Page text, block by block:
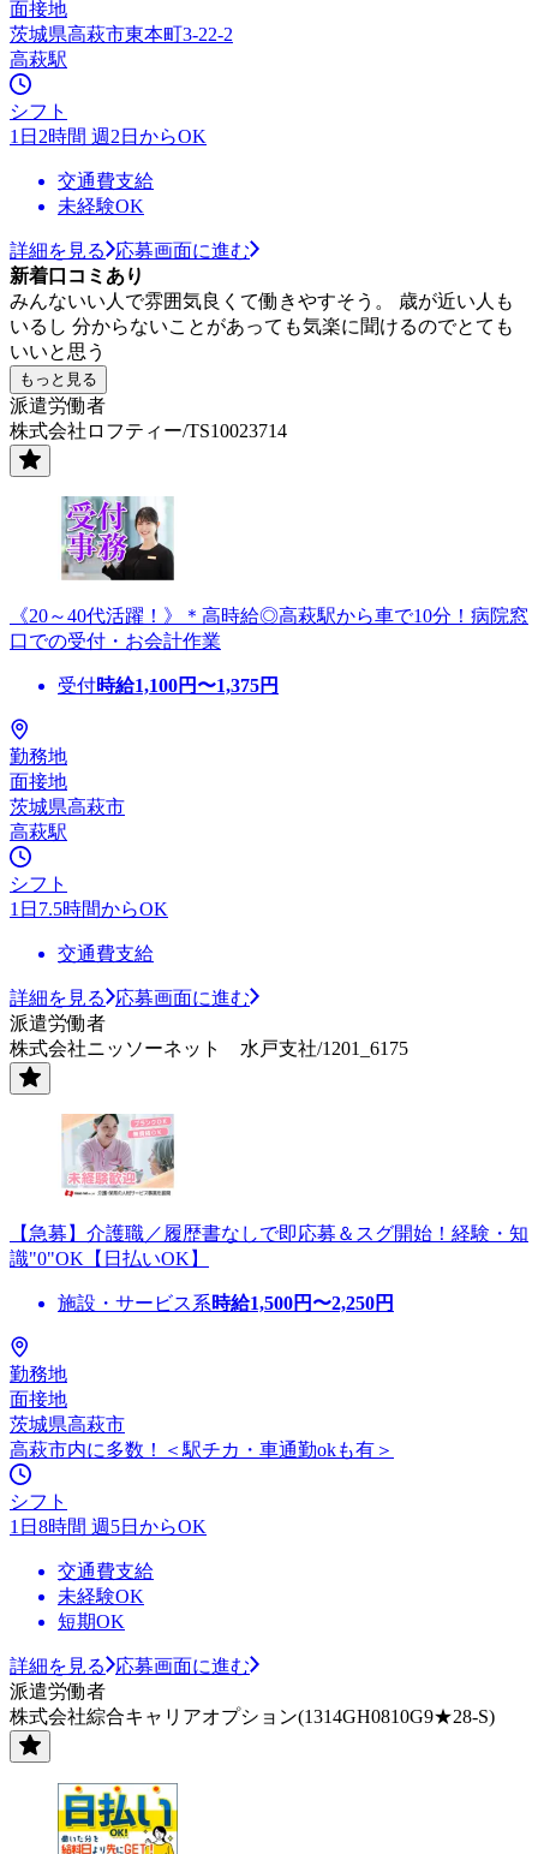
面接地
茨城県高萩市東本町3-22-2
高萩駅
シフト
1日2時間 週2日からOK
交通費支給
未経験OK
詳細を見る
応募画面に進む
新着口コミあり
みんないい人で雰囲気良くて働きやすそう。 歳が近い人も
いるし 分からないことがあっても気楽に聞けるのでとても
いいと思う
もっと見る
派遣労働者
株式会社ロフティー/TS10023714
《20～40代活躍！》＊高時給◎高萩駅から車で10分！病院窓
口での受付・お会計作業
受付時給1,100円〜1,375円
勤務地
面接地
茨城県高萩市
高萩駅
シフト
1日7.5時間からOK
交通費支給
詳細を見る
応募画面に進む
派遣労働者
株式会社ニッソーネット 水戸支社/1201_6175
【急募】介護職／履歴書なしで即応募＆スグ開始！経験・知
識"0"OK【日払いOK】
施設・サービス系時給1,500円〜2,250円
勤務地
面接地
茨城県高萩市
高萩市内に多数！＜駅チカ・車通勤okも有＞
シフト
1日8時間 週5日からOK
交通費支給
未経験OK
短期OK
詳細を見る
応募画面に進む
派遣労働者
株式会社綜合キャリアオプション(1314GH0810G9★28-S)